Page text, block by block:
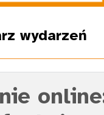
wydarzeń